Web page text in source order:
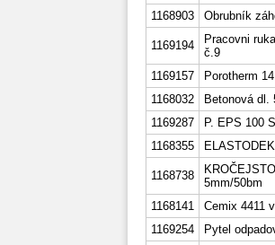
1168903
Obrubník
1169194
Pracovni
č.9
1169157 Porotherm
1168032
Betonová dl.
1169287
P. EPS 100
1168355
1168738
5mm/50bm
1168141 Cemix 4411
1169254
Pytel